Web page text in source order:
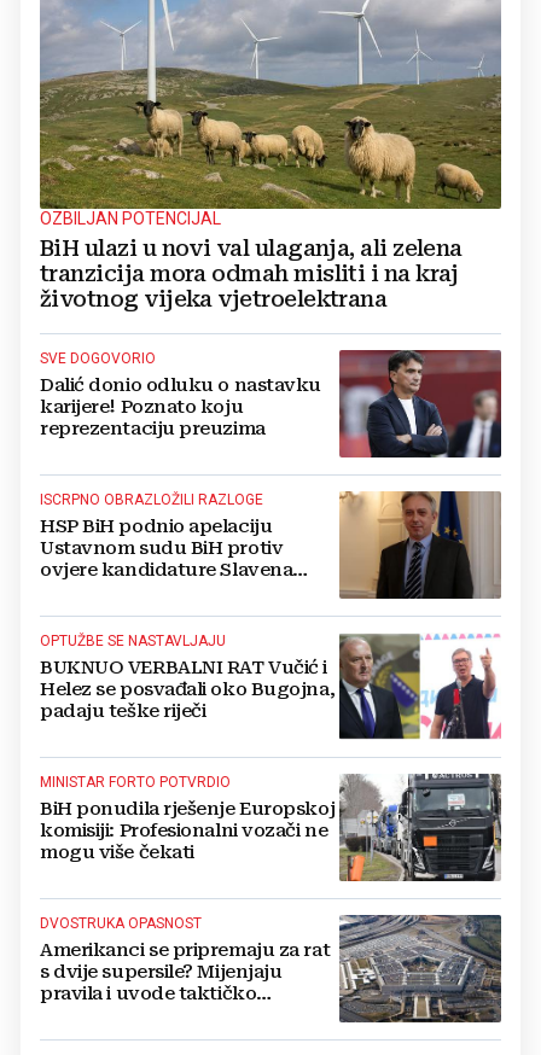
OZBILJAN POTENCIJAL
BiH ulazi u novi val ulaganja, ali zelena
tranzicija mora odmah misliti i na kraj
životnog vijeka vjetroelektrana
SVE DOGOVORIO
Dalić donio odluku o nastavku
karijere! Poznato koju
reprezentaciju preuzima
ISCRPNO OBRAZLOŽILI RAZLOGE
HSP BiH podnio apelaciju
Ustavnom sudu BiH protiv
ovjere kandidature Slavena
OPTUŽBE SE NASTAVLJAJU
BUKNUO VERBALNI RAT Vučić i
Helez se posvađali oko Bugojna,
padaju teške riječi
MINISTAR FORTO POTVRDIO
BiH ponudila rješenje Europskoj
komisiji: Profesionalni vozači ne
mogu više čekati
DVOSTRUKA OPASNOST
Amerikanci se pripremaju za rat
s dvije supersile? Mijenjaju
pravila i uvode taktičko